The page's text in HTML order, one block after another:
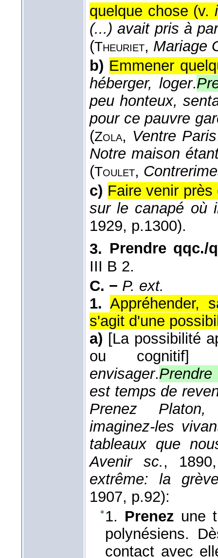
quelque chose (v.
(...) avait pris à
(Theuriet, Mariage
b) Emmener
héberger, loger.
peu honteux,
pour ce pauvre
(Zola, Ventre Paris
Notre maison
(Toulet,
c) Faire venir près
sur le canapé où
1929, p.1300).
3. Prendre qqc./
III B 2.
C. − P. ext.
1. Appréhender,
s'agit d'une
a) [La possibilité
ou cognitif]
envisager.
est temps de
Prenez Platon,
imaginez-les
tableaux que
Avenir sc., 1890
extrême: la
1907, p.92):
1. Prenez une
polynésiens.
contact avec